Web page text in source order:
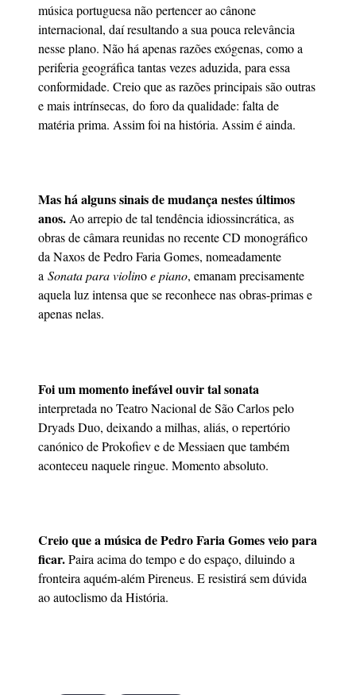
música portuguesa não pertencer ao cânone
internacional, daí resultando a sua pouca relevância
nesse plano. Não há apenas razões exógenas, como a
periferia geográfica tantas vezes aduzida, para essa
conformidade. Creio que as razões principais são outras
e mais intrínsecas, do foro da qualidade: falta de
matéria prima. Assim foi na história. Assim é ainda.
Mas há alguns sinais de mudança nestes últimos
anos.Ao arrepio de tal tendência idiossincrática, as
obras de câmara reunidas no recente CD monográfico
da Naxos de Pedro Faria Gomes, nomeadamente
a Sonata para violinoe piano, emanam precisamente
aquela luz intensa que se reconhece nas obras-primas e
apenas nelas.
Foi um momento inefável ouvir tal sonata
interpretada no Teatro Nacional de São Carlos pelo
Dryads Duo, deixando a milhas, aliás, o repertório
canónico de Prokofiev e de Messiaen que também
aconteceu naquele ringue. Momento absoluto.
Creio que a música de Pedro Faria Gomes veio para
ficar.Paira acima do tempo e do espaço, diluindo a
fronteira aquém-além Pireneus. E resistirá sem dúvida
ao autoclismo da História.